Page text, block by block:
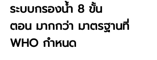
ระบบกรองน้ำ 8 ขั้น
ตอน มากกว่า มาตรฐานที่
WHO กำหนด